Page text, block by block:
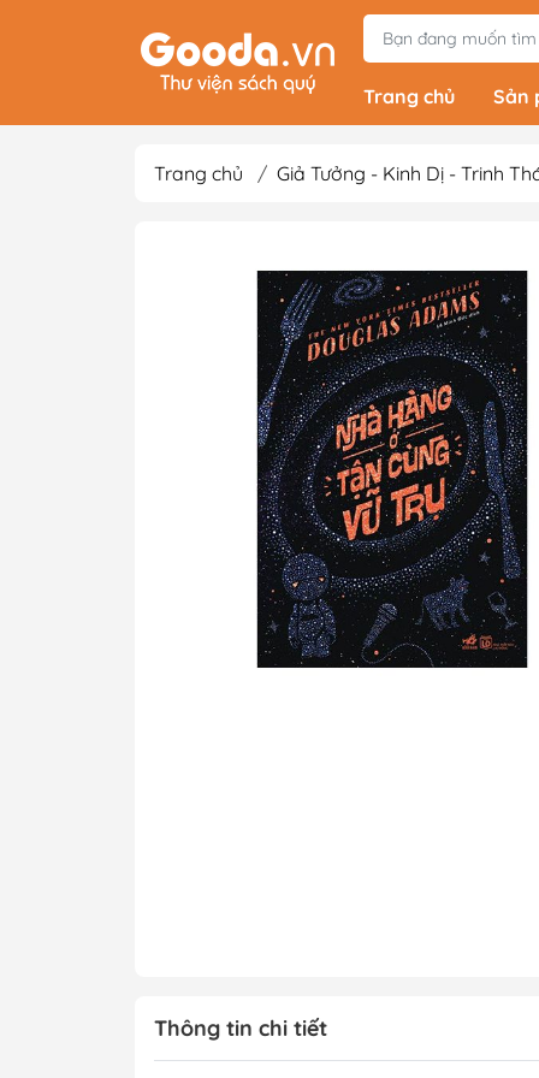
Trang chủ
Sản
Giả Tưởng - Kinh
Thám
Văn Học Kinh Điển
Xem thêm
Sách Ehon &
Thiếu Nhi
Tô Màu - Luyện
Kiến Thức Bách
Trẻ
Đạo Đức - Kỹ
Trang chủ / Giả Tưởng - Kinh Dị - Trinh
Thông tin chi tiết